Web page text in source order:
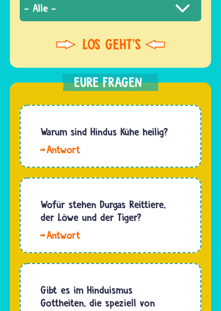
Warum sind Hindus Kühe heilig?
Manche
Gottheiten
sind in
Körper
eines
Rindes
und
haben
Wofür stehen Durgas Reittiere,
der Löwe und der Tiger?
Aisha,
Reittiere
sind ein
Gibt es im Hinduismus
Gottheiten, die speziell von